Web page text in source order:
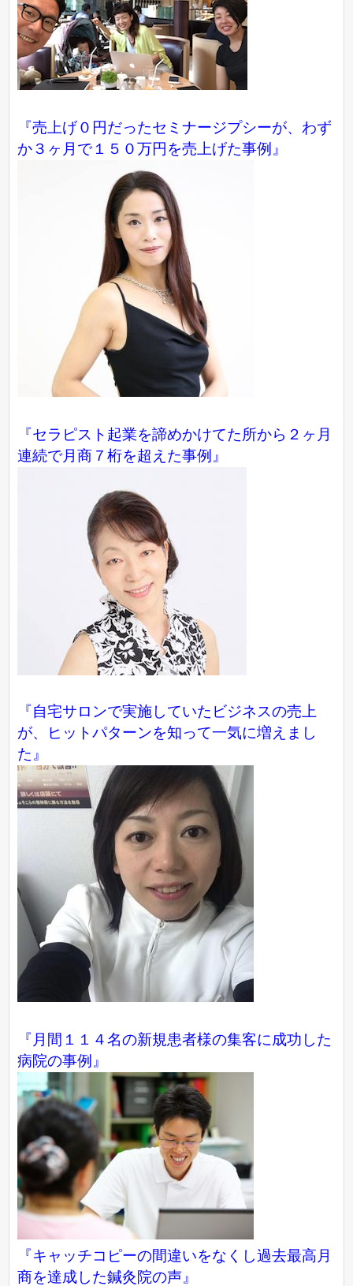
『売上げ０円だったセミナージプシーが、わず
か３ヶ月で１５０万円を売上げた事例』
『セラピスト起業を諦めかけてた所から２ヶ月
連続で月商７桁を超えた事例』
『自宅サロンで実施していたビジネスの売上
が、ヒットパターンを知って一気に増えまし
た』
『月間１１４名の新規患者様の集客に成功した
病院の事例』
『キャッチコピーの間違いをなくし過去最高月
商を達成した鍼灸院の声』